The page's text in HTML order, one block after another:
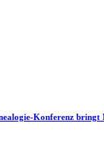
Konferenz bringt